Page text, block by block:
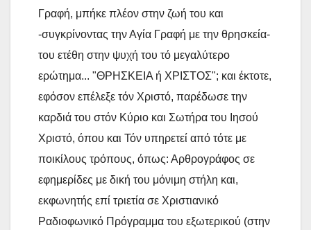
Γραφή, μπήκε πλέον στην ζωή του και
-συγκρίνοντας την Αγία Γραφή με την θρησκεία-
του ετέθη στην ψυχή του τό μεγαλύτερο
ερώτημα... "ΘΡΗΣΚΕΙΑ ή ΧΡΙΣΤΟΣ"; και έκτοτε,
εφόσον επέλεξε τόν Χριστό, παρέδωσε την
καρδιά του στόν Κύριο και Σωτήρα του Ιησού
Χριστό, όπου και Τόν υπηρετεί από τότε με
ποικίλους τρόπους, όπως: Αρθρογράφος σε
εφημερίδες με δική του μόνιμη στήλη και,
εκφωνητής επί τριετία σε Χριστιανικό
Ραδιοφωνικό Πρόγραμμα του εξωτερικού (στην